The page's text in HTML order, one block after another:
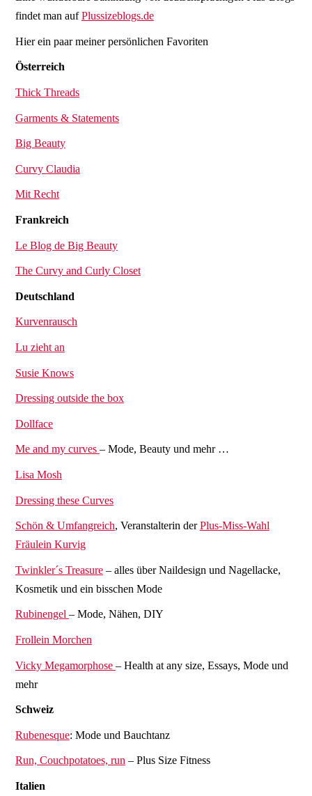
findet man aufPlussizeblogs.de
Hier ein paar meiner persönlichen Favoriten
Österreich
Thick Threads
Garments & Statements
Big Beauty
Curvy Claudia
Mit Recht
Frankreich
Le Blog de Big Beauty
The Curvy and Curly Closet
Deutschland
Kurvenrausch
Lu zieht an
Susie Knows
Dressing outside the box
Dollface
Me and my curves – Mode, Beauty und mehr …
Lisa Mosh
Dressing these Curves
Schön & Umfangreich, Veranstalterin derPlus-Miss-Wahl
Fräulein Kurvig
Twinkler´s Treasure– alles über Naildesign und Nagellacke,
Kosmetik und ein bisschen Mode
Rubinengel – Mode, Nähen, DIY
Frollein Morchen
Vicky Megamorphose – Health at any size, Essays, Mode und
mehr
Schweiz
Rubenesque: Mode und Bauchtanz
Run, Couchpotatoes, run – Plus Size Fitness
Italien